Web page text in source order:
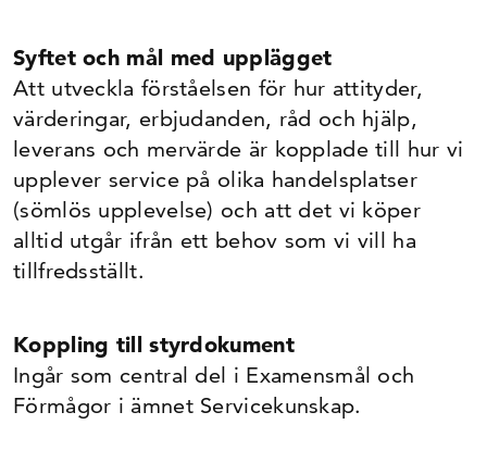
Syftet och mål med upplägget
Att utveckla förståelsen för hur attityder,
värderingar, erbjudanden, råd och hjälp,
leverans och mervärde är kopplade till hur vi
upplever service på olika handelsplatser
(sömlös upplevelse) och att det vi köper
alltid utgår ifrån ett behov som vi vill ha
tillfredsställt.
Koppling till styrdokument
Ingår som central del i Examensmål och
Förmågor i ämnet Servicekunskap.